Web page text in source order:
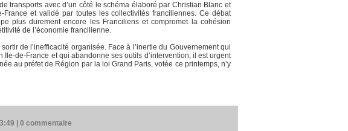
transports avec d’un côté le schéma élaboré par Christian Blanc et
et validé par toutes les collectivités franciliennes. Ce débat
plus durement encore les Franciliens et compromet la cohésion
de l’économie francilienne.
de l’inefficacité organisée. Face à l’inertie du Gouvernement qui
de-France et qui abandonne ses outils d’intervention, il est urgent
au préfet de Région par la loi Grand Paris, votée ce printemps, n’y
0 commentaire